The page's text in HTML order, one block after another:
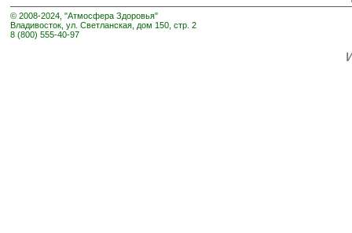
© 2008-2024, "Атмосфера Здоровья"
Владивосток, ул. Светланская, дом 150, стр. 2
8 (800) 555-40-97